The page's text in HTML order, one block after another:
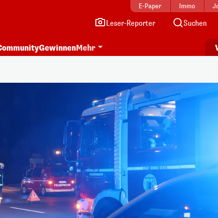
E-Paper Immo
Leser-Reporter Suchen
GewinnenMehr